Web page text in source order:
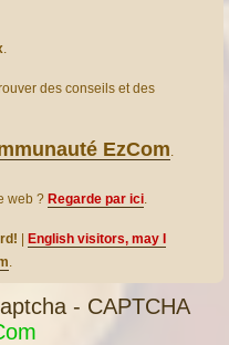
.
des conseils et des
EzCom.
web ? Regarde par ici.
English visitors, may I
.
- CAPTCHA